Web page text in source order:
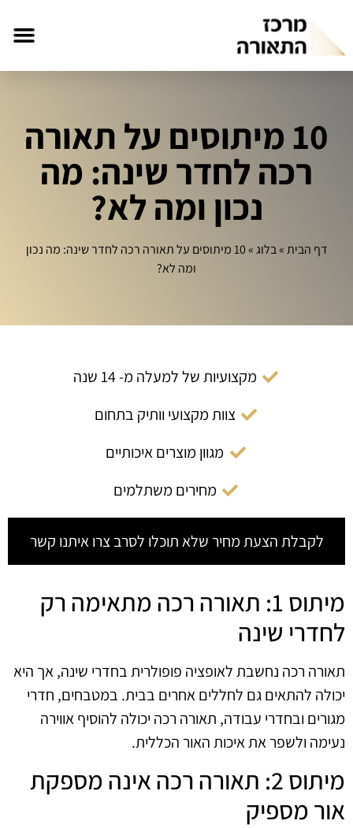
10 מיתוסים על תאורה
רכה לחדר שינה: מה
נכון ומה לא?
דף הבית»בלוג»
10 מיתוסים על תאורה רכה לחדר שינה: מה נכון
ומה לא?
מקצועיות של למעלה מ- 14 שנה
צוות מקצועי וותיק בתחום
מגוון מוצרים איכותיים
מחירים משתלמים
לקבלת הצעת מחיר שלא תוכלו לסרב צרו איתנו קשר
מיתוס 1: תאורה רכה מתאימה רק
לחדרי שינה
תאורה רכה נחשבת לאופציה פופולרית בחדרי שינה, אך היא
יכולה להתאים גם לחללים אחרים בבית. במטבחים, חדרי
מגורים ובחדרי עבודה, תאורה רכה יכולה להוסיף אווירה
נעימה ולשפר את איכות האור הכללית.
מיתוס 2: תאורה רכה אינה מספקת
אור מספיק